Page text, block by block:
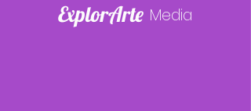
ExplorArte Media